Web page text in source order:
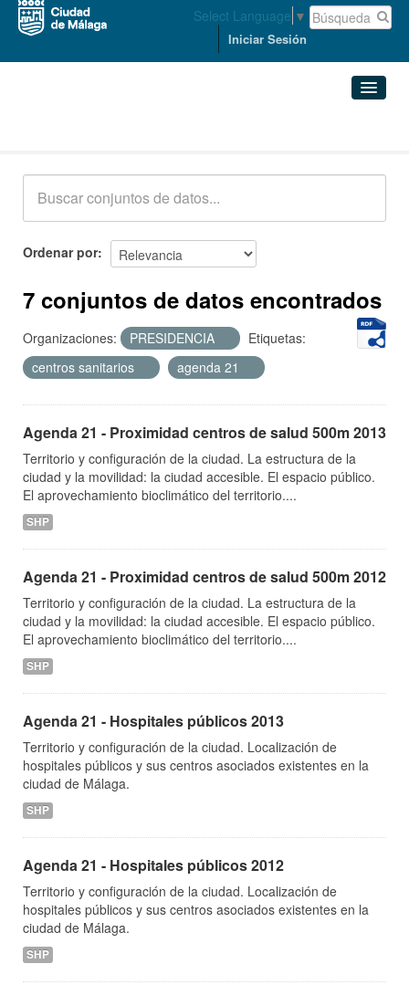
Select Language ▼
Iniciar Sesión
Acerca de
Ordenar por
7 conjuntos de datos encontrados
Organizaciones: PRESIDENCIA
Etiquetas:
centros sanitarios
agenda 21
Agenda 21 - Proximidad centros de salud 500m 2013
Territorio y configuración de la ciudad. La estructura de la
ciudad y la movilidad: la ciudad accesible. El espacio público.
El aprovechamiento bioclimático del territorio....
SHP
Agenda 21 - Proximidad centros de salud 500m 2012
Territorio y configuración de la ciudad. La estructura de la
ciudad y la movilidad: la ciudad accesible. El espacio público.
El aprovechamiento bioclimático del territorio....
SHP
Agenda 21 - Hospitales públicos 2013
Territorio y configuración de la ciudad. Localización de
hospitales públicos y sus centros asociados existentes en la
ciudad de Málaga.
SHP
Agenda 21 - Hospitales públicos 2012
Territorio y configuración de la ciudad. Localización de
hospitales públicos y sus centros asociados existentes en la
ciudad de Málaga.
SHP